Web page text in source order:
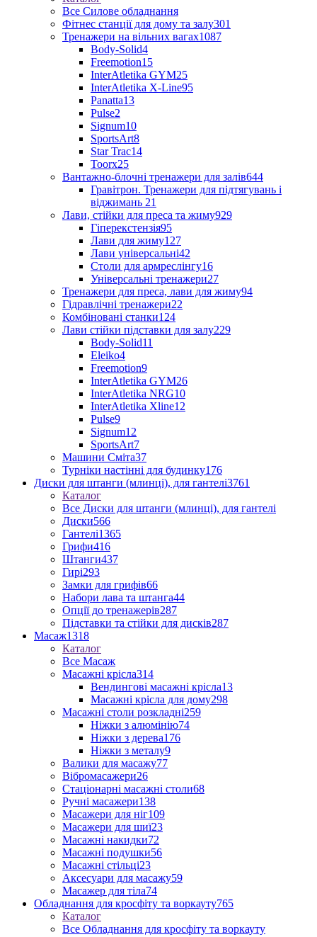
Все Силове обладнання
Фітнес станції для дому та залу301
Тренажери на вільних вагах1087
Body-Solid4
Freemotion15
InterAtletika GYM25
InterAtletika X-Line95
Panatta13
Pulse2
Signum10
SportsArt8
Star Trac14
Toorx25
Вантажно-блочні тренажери для залів644
Гравітрон. Тренажери для підтягувань і
віджимань 21
Лави, стійки для преса та жиму929
Гіперекстензія95
Лави для жиму127
Лави універсальні42
Столи для армреслінгу16
Універсальні тренажери27
Тренажери для преса, лави для жиму94
Гідравлічні тренажери22
Комбіновані станки124
Лави стійки підставки для залу229
Body-Solid11
Eleiko4
Freemotion9
InterAtletika GYM26
InterAtletika NRG10
InterAtletika Xline12
Pulse9
Signum12
SportsArt7
Машини Сміта37
Турніки настінні для будинку176
Диски для штанги (млинці), для гантелі3761
Каталог
Все Диски для штанги (млинці), для гантелі
Диски566
Гантелі1365
Грифи416
Штанги437
Гирі293
Замки для грифів66
Набори лава та штанга44
Опції до тренажерів287
Підставки та стійки для дисків287
Масаж1318
Каталог
Все Масаж
Масажні крісла314
Вендингові масажні крісла13
Масажні крісла для дому298
Масажні столи розкладні259
Ніжки з алюмінію74
Ніжки з дерева176
Ніжки з металу9
Валики для масажу77
Вібромасажери26
Стаціонарні масажні столи68
Ручні масажери138
Масажери для ніг109
Масажери для шиї23
Масажні накидки72
Масажні подушки56
Масажні стільці23
Аксесуари для масажу59
Масажер для тіла74
Обладнання для кросфіту та воркауту765
Каталог
Все Обладнання для кросфіту та воркауту